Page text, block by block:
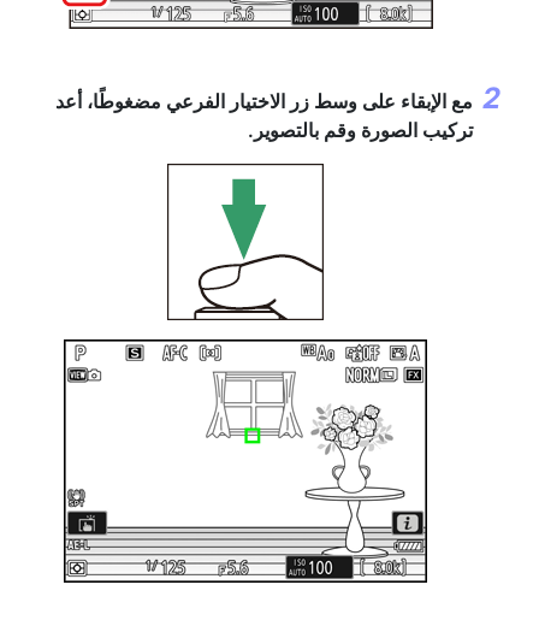
مع الإبقاء على وسط زر الاختيار الفرعي مضغوطًا، أعد
تركيب الصورة وقم بالتصوير.